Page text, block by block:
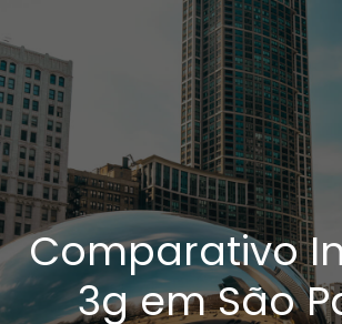
Comparativo
3g em São